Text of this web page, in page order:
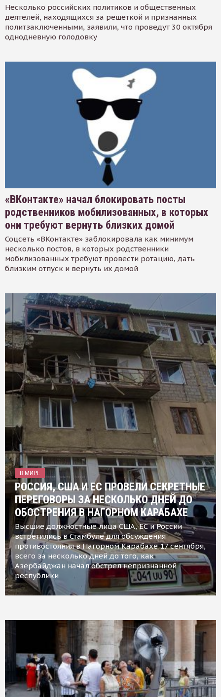
Несколько российских политиков и общественных
деятелей, находящихся за решеткой и признанных
политзаключенными, заявили, что проведут 30 октября
однодневную голодовку
«ВКонтакте» начал блокировать посты
родственников мобилизованных, в которых
они требуют вернуть близких домой
Соцсеть «ВКонтакте» заблокировала как минимум
несколько постов, в которых родственники
мобилизованных требуют провести ротацию, дать
близким отпуск и вернуть их домой
В МИРЕ
РОССИЯ, США И ЕС ПРОВЕЛИ СЕКРЕТНЫЕ
ПЕРЕГОВОРЫ ЗА НЕСКОЛЬКО ДНЕЙ ДО
ОБОСТРЕНИЯ В НАГОРНОМ КАРАБАХЕ
Высшие должностные лица США, ЕС и России
встретились в Стамбуле для обсуждения
противостояния в Нагорном Карабахе 17 сентября,
всего за несколько дней до того, как
Азербайджан начал обстрел непризнанной
республики